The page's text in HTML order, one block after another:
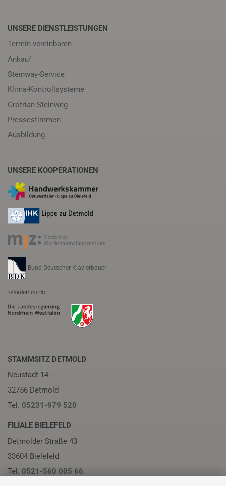
UNSERE DIENSTLEISTUNGEN
Termin vereinbaren
Ankauf
Steinway-Service
Klima-Kontrollsysteme
Grotrian-Steinweg
Pressestimmen
Ausbildung
UNSERE KOOPERATIONEN
Bund Deutscher Klavierbauer
STAMMSITZ DETMOLD
Neustadt 14
32756 Detmold
Tel. 05231-979 520
FILIALE BIELEFELD
Detmolder Straße 43
33604 Bielefeld
Tel. 0521-560 005 66